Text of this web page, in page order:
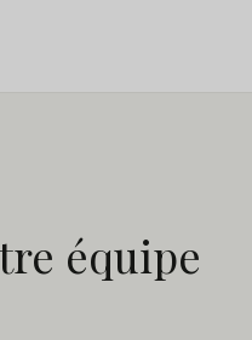
équipe